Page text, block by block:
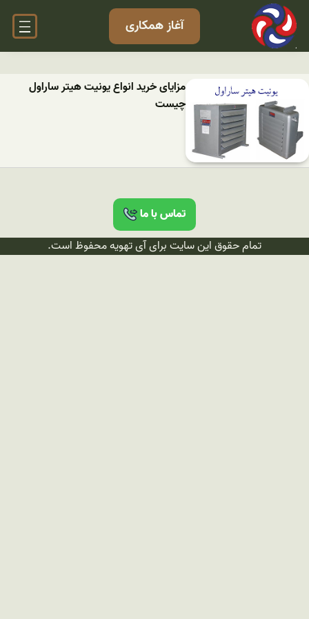
آغاز همکاری
مزایای خرید انواع یونیت هیتر ساراول
چیست
تماس با ما
تمام حقوق این سایت برای آی تهویه محفوظ است.